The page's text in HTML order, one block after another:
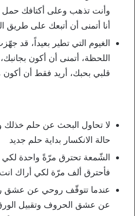
وأنت تذهب وعلى أكتافك حمل
أنا أتمنى أن أتبعك على طريق
الغيوم التي تطير بعيداً، قد
اللحظة، أتمنى أن أكون
قلبي بحبك، أريد فقط أن
لا تحاول البحث عن حلم
حالة الانكسار بداية حلم جديد
الشّمعة تحترق مرّةً واحدة لكي
فأحترق ألف مرّة لكي أراك
عندما تتوقّف روحي عن عشق
عن عشق الحروف وتقبيل